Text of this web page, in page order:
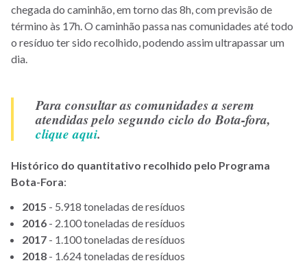
chegada do caminhão, em torno das 8h, com previsão de
término às 17h. O caminhão passa nas comunidades até todo
o resíduo ter sido recolhido, podendo assim ultrapassar um
dia.
Para consultar as comunidades a serem
atendidas pelo segundo ciclo do Bota-fora,
clique aqui.
Histórico do quantitativo recolhido pelo Programa
Bota-Fora:
2015 - 5.918 toneladas de resíduos
2016 - 2.100 toneladas de resíduos
2017 - 1.100 toneladas de resíduos
2018 - 1.624 toneladas de resíduos